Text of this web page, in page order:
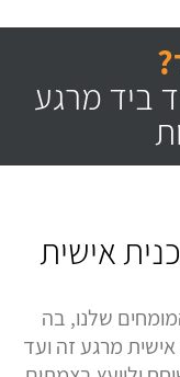
ביד מרגע
אישית
שלנו, בה
מרגע זה ועד